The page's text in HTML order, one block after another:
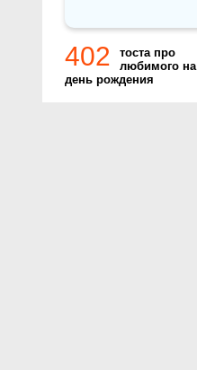
402
тоста про
любимого на
день рождения